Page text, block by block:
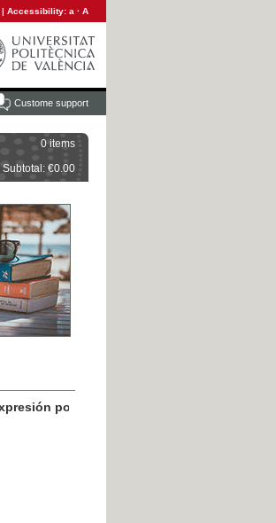
| Accessibility: a · A
Custome support
0 items
Subtotal: €0.00